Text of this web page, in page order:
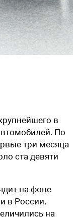
в
По
три месяца
ста девяти
на фоне
в России.
на